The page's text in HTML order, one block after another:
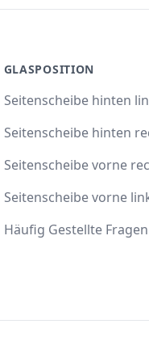
GLASPOSITION
Seitenscheibe hinten
Seitenscheibe hinten
Seitenscheibe vorne
Seitenscheibe vorne
Häufig Gestellte Fragen